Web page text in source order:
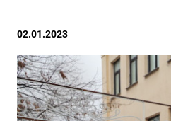
02.01.2023